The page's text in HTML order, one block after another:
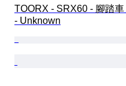
TOORX - SRX60 - 腳踏車
- Unknown